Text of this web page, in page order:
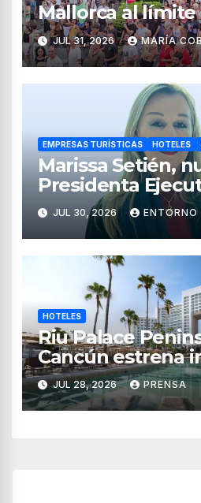
Mallorca al límite
JUL 31, 2026 MARÍA
EMPRESAS TURÍSTICAS HOTELES
Marissa Setién,
Presidenta
Asociación de
Mujeres
JUL 30, 2026
HOTELES
Riu Palace
Cancún estrena
Club y nuevas
hospedaje
JUL 28, 2026 PRENSA